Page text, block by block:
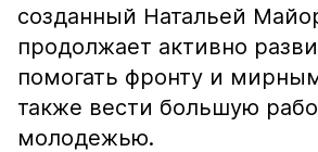
созданный Натальей
продолжает активно
помогать фронту и
также вести большую
молодежью.